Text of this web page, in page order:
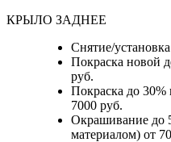
КРЫЛО ЗАДНЕЕ
Снятие/
Покраска новой
руб.
Покраска до 30%
7000 руб.
Окрашивание до
материалом) от